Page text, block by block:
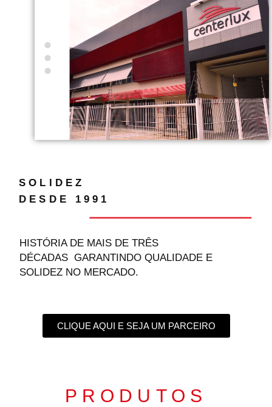
SOLIDEZ
DESDE 1991
HISTÓRIA DE MAIS DE TRÊS
DÉCADASGARANTINDO QUALIDADE E
SOLIDEZ NO MERCADO.
CLIQUE AQUI E SEJA UM PARCEIRO
PRODUTOS